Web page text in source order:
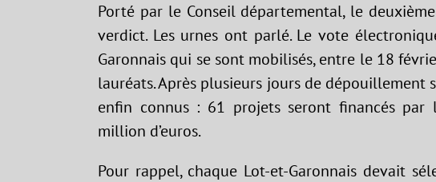
Porté par le Conseil départemental, le
verdict. Les urnes ont parlé. Le vote
Garonnais qui se sont mobilisés, entre le 18
lauréats. Après plusieurs jours de dépouillement
enfin connus : 61 projets seront financés par
million d’euros.
Pour rappel, chaque Lot-et-Garonnais devait